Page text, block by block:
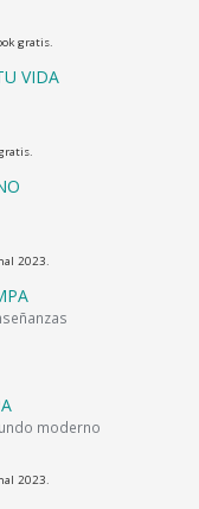
VIDA
moderno